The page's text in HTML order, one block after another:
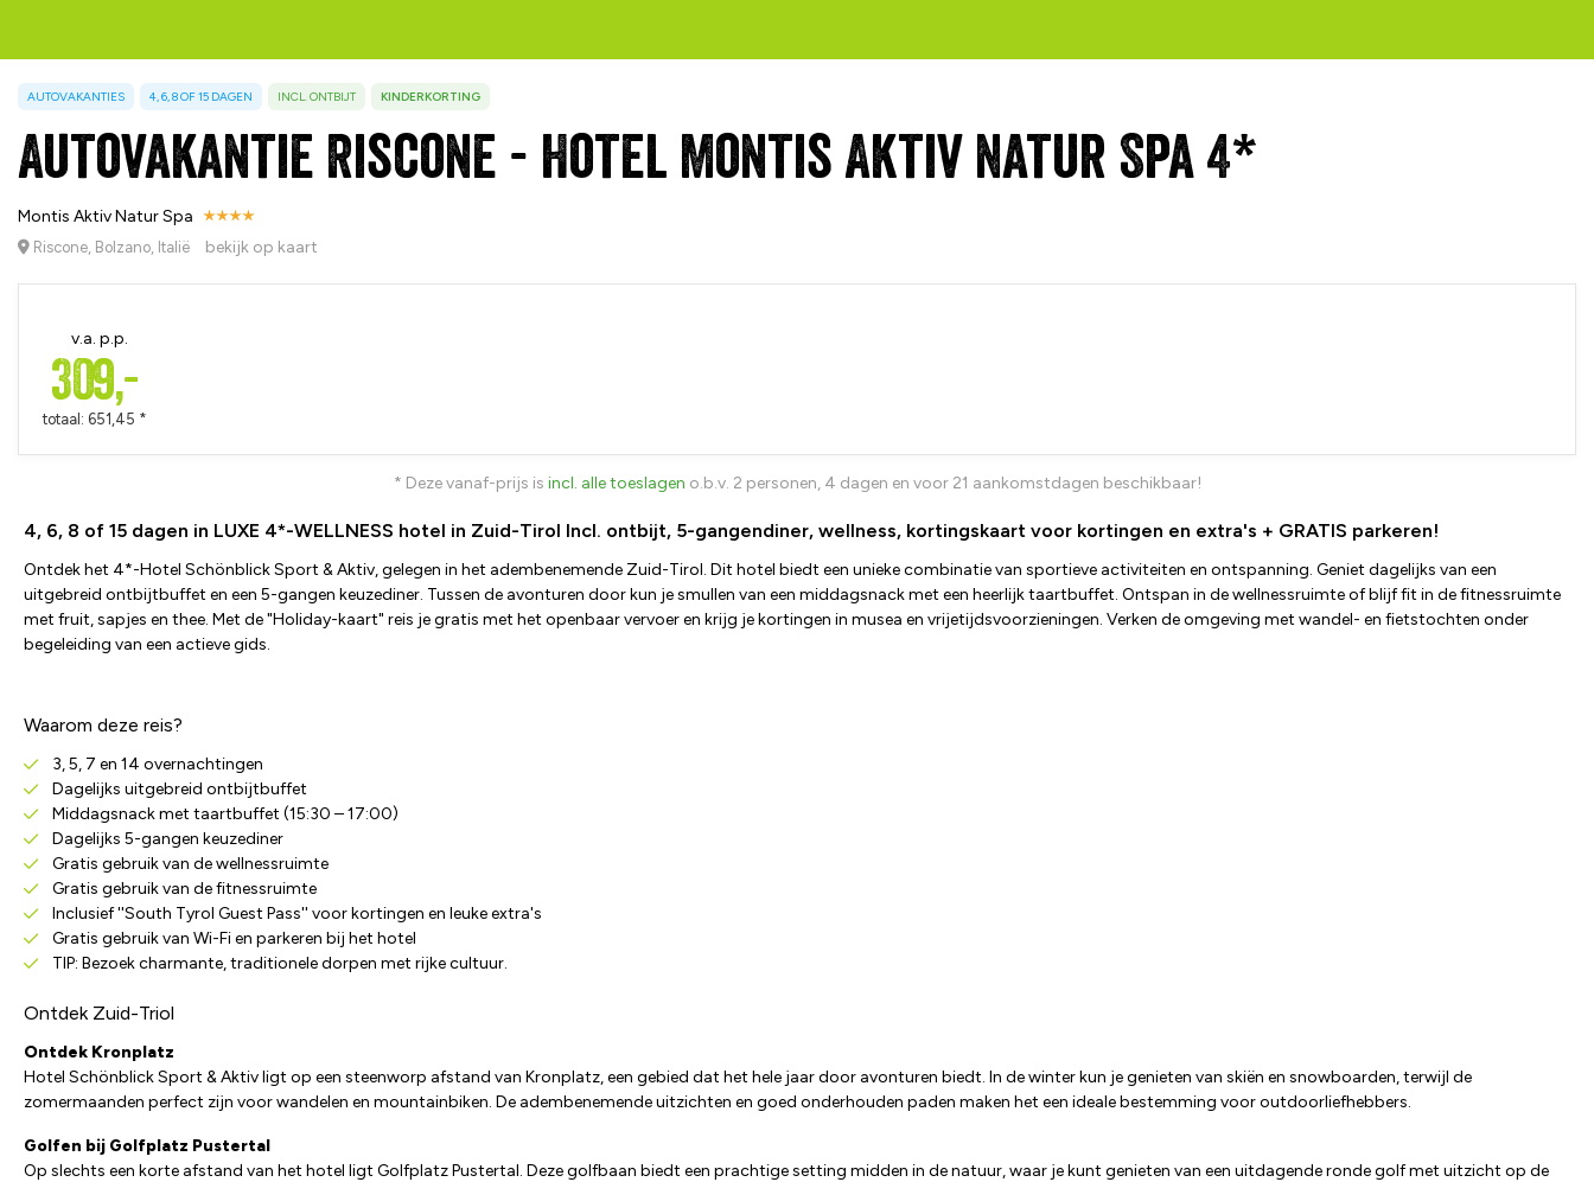
AUTOVAKANTIES 4, 6, 8 OF 15 DAGEN INCL. ONTBIJT KINDERKORTING
Autovakantie Riscone - Hotel Montis Aktiv Natur Spa 4*
Montis Aktiv Natur Spa
Riscone, Bolzano, Italië bekijk op kaart
v.a. p.p.
309,-
totaal: 651,45 *
* Deze vanaf-prijs is incl. alle toeslagen o.b.v. 2 personen, 4 dagen en voor 21 aankomstdagen beschikbaar!
4, 6, 8 of 15 dagen in LUXE 4*-WELLNESS hotel in Zuid-Tirol Incl. ontbijt, 5-gangendiner, wellness, kortingskaart voor kortingen en extra's + GRATIS parkeren!
Ontdek het 4*-Hotel Schönblick Sport & Aktiv, gelegen in het adembenemende Zuid-Tirol. Dit hotel biedt een unieke combinatie van sportieve activiteiten en ontspanning. Geniet dagelijks van een
uitgebreid ontbijtbuffet en een 5-gangen keuzediner. Tussen de avonturen door kun je smullen van een middagsnack met een heerlijk taartbuffet. Ontspan in de wellnessruimte of blijf fit in de fitnessruimte
met fruit, sapjes en thee. Met de "Holiday-kaart" reis je gratis met het openbaar vervoer en krijg je kortingen in musea en vrijetijdsvoorzieningen. Verken de omgeving met wandel- en fietstochten onder
begeleiding van een actieve gids.
Waarom deze reis?
3, 5, 7 en 14 overnachtingen
Dagelijks uitgebreid ontbijtbuffet
Middagsnack met taartbuffet (15:30 – 17:00)
Dagelijks 5-gangen keuzediner
Gratis gebruik van de wellnessruimte
Gratis gebruik van de fitnessruimte
Inclusief ''South Tyrol Guest Pass'' voor kortingen en leuke extra's
Gratis gebruik van Wi-Fi en parkeren bij het hotel
TIP: Bezoek charmante, traditionele dorpen met rijke cultuur.
Ontdek Zuid-Triol
Ontdek Kronplatz
Hotel Schönblick Sport & Aktiv ligt op een steenworp afstand van Kronplatz, een gebied dat het hele jaar door avonturen biedt. In de winter kun je genieten van skiën en snowboarden, terwijl de
zomermaanden perfect zijn voor wandelen en mountainbiken. De adembenemende uitzichten en goed onderhouden paden maken het een ideale bestemming voor outdoorliefhebbers.
Golfen bij Golfplatz Pustertal
Op slechts een korte afstand van het hotel ligt Golfplatz Pustertal. Deze golfbaan biedt een prachtige setting midden in de natuur, waar je kunt genieten van een uitdagende ronde golf met uitzicht op de